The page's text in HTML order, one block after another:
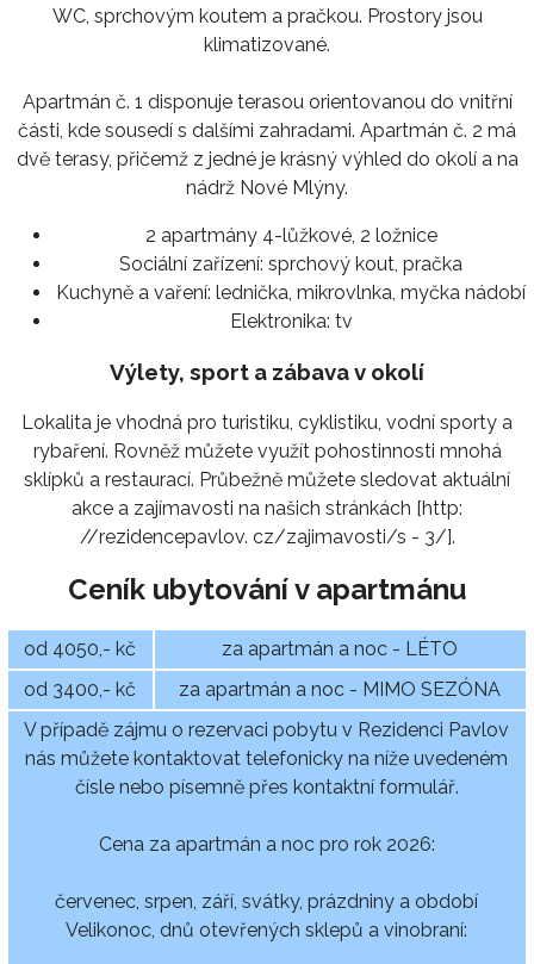
WC, sprchovým koutem a pračkou. Prostory jsou
klimatizované.
Apartmán č. 1 disponuje terasou orientovanou do vnitřní
části, kde sousedí s dalšími zahradami. Apartmán č. 2 má
dvě terasy, přičemž z jedné je krásný výhled do okolí a na
nádrž Nové Mlýny.
2 apartmány 4-lůžkové, 2 ložnice
Sociální zařízení: sprchový kout, pračka
Kuchyně a vaření: lednička, mikrovlnka, myčka nádobí
Elektronika: tv
Výlety, sport a zábava v okolí
Lokalita je vhodná pro turistiku, cyklistiku, vodní sporty a
rybaření. Rovněž můžete využít pohostinnosti mnohá
sklípků a restaurací. Průbežně můžete sledovat aktuální
akce a zajímavosti na našich stránkách [http:
//rezidencepavlov. cz/zajimavosti/s - 3/].
Ceník ubytování v apartmánu
od 4050,- kč
za apartmán a noc - LÉTO
od 3400,- kč
za apartmán a noc - MIMO SEZÓNA
V případě zájmu o rezervaci pobytu v Rezidenci Pavlov
nás můžete kontaktovat telefonicky na níže uvedeném
čísle nebo písemně přes kontaktní formulář.
Cena za apartmán a noc pro rok 2026:
červenec, srpen, září, svátky, prázdniny a období
Velikonoc, dnů otevřených sklepů a vinobraní: